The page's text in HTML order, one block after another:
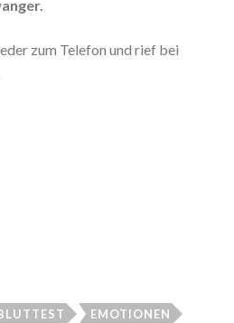
zum Telefon und rief bei
EMOTIONEN